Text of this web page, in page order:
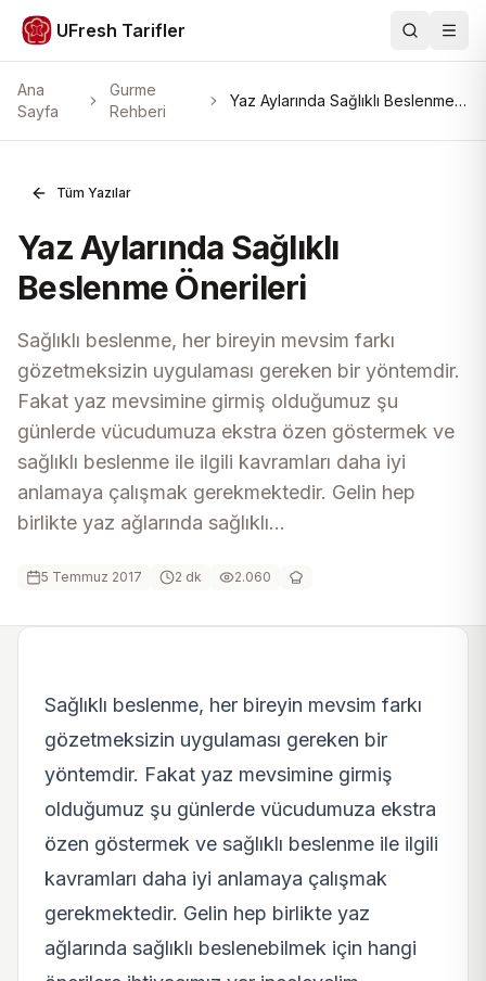
UFresh Tarifler Ara
Ana
Sayfa
Gurme
Rehberi
Yaz Aylarında Sağlıklı Beslenme
Tüm Yazılar
Yaz Aylarında Sağlıklı
Beslenme Önerileri
Sağlıklı beslenme, her bireyin mevsim farkı
gözetmeksizin uygulaması gereken bir yöntemdir.
Fakat yaz mevsimine girmiş olduğumuz şu
günlerde vücudumuza ekstra özen göstermek ve
sağlıklı beslenme ile ilgili kavramları daha iyi
anlamaya çalışmak gerekmektedir. Gelin hep
birlikte yaz ağlarında sağlıklı...
5 Temmuz 2017 2 dk 2.060
Sağlıklı beslenme, her bireyin mevsim farkı
gözetmeksizin uygulaması gereken bir
yöntemdir. Fakat yaz mevsimine girmiş
olduğumuz şu günlerde vücudumuza ekstra
özen göstermek ve sağlıklı beslenme ile ilgili
kavramları daha iyi anlamaya çalışmak
gerekmektedir. Gelin hep birlikte yaz
ağlarında sağlıklı beslenebilmek için hangi